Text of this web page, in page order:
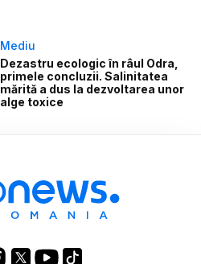
Mediu
Dezastru ecologic în râul Odra,
primele concluzii. Salinitatea
mărită a dus la dezvoltarea unor
alge toxice